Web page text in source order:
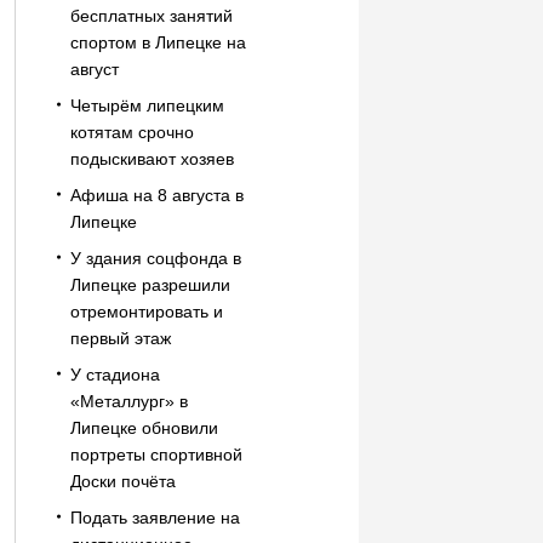
бесплатных занятий
спортом в Липецке на
август
Четырём липецким
котятам срочно
подыскивают хозяев
Афиша на 8 августа в
Липецке
У здания соцфонда в
Липецке разрешили
отремонтировать и
первый этаж
У стадиона
«Металлург» в
Липецке обновили
портреты спортивной
Доски почёта
Подать заявление на